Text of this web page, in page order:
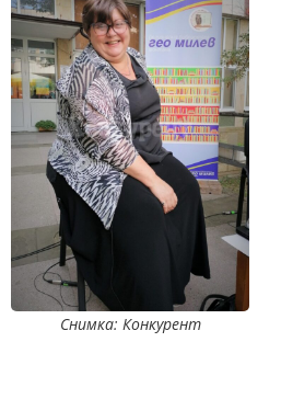
Снимка: Конкурент